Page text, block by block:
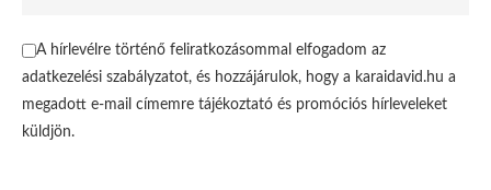
A hírlevélre történő feliratkozásommal elfogadom az
adatkezelési szabályzatot, és hozzájárulok, hogy a karaidavid.hu a
megadott e-mail címemre tájékoztató és promóciós hírleveleket
küldjön.